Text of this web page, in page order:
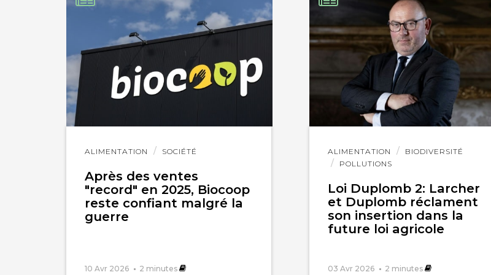
ALIMENTATION SOCIÉTÉ
Après des ventes
"record" en 2025, Biocoop
reste confiant malgré la
guerre
10 Avr 2026 2 minutes
Lire
ALIMENTATION
BIODIVERSITÉ
POLLUTIONS
Loi Duplomb 2: Larcher
et Duplomb réclament
son insertion dans la
future loi agricole
03 Avr 2026 2 minutes
Lire
l'article